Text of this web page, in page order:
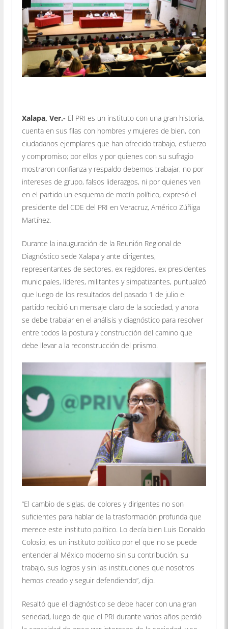
Xalapa, Ver.- El PRI es un instituto con una gran historia,
cuenta en sus filas con hombres y mujeres de bien, con
ciudadanos ejemplares que han ofrecido trabajo, esfuerzo
y compromiso; por ellos y por quienes con su sufragio
mostraron confianza y respaldo debemos trabajar, no por
intereses de grupo, falsos liderazgos, ni por quienes ven
en el partido un esquema de motín político, expresó el
presidente del CDE del PRI en Veracruz, Américo Zúñiga
Martínez.
Durante la inauguración de la Reunión Regional de
Diagnóstico sede Xalapa y ante dirigentes,
representantes de sectores, ex regidores, ex presidentes
municipales, líderes, militantes y simpatizantes, puntualizó
que luego de los resultados del pasado 1 de julio el
partido recibió un mensaje claro de la sociedad, y ahora
se debe trabajar en el análisis y diagnóstico para resolver
entre todos la postura y construcción del camino que
debe llevar a la reconstrucción del priismo.
“El cambio de siglas, de colores y dirigentes no son
suficientes para hablar de la trasformación profunda que
merece este instituto político. Lo decía bien Luis Donaldo
Colosio, es un instituto político por el que no se puede
entender al México moderno sin su contribución, su
trabajo, sus logros y sin las instituciones que nosotros
hemos creado y seguir defendiendo”, dijo.
Resaltó que el diagnóstico se debe hacer con una gran
seriedad, luego de que el PRI durante varios años perdió